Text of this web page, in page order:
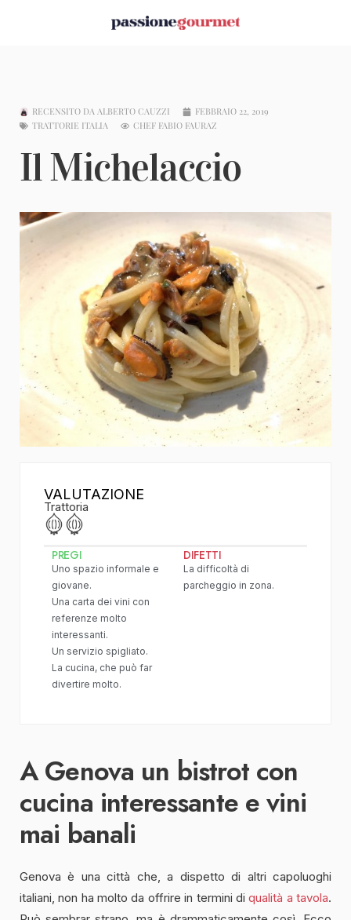
RECENSITO DA ALBERTO CAUZZI
FEBBRAIO 22, 2019
TRATTORIE ITALIA
CHEF FABIO FAURAZ
Il Michelaccio
VALUTAZIONE
Trattoria
PREGI
Uno spazio informale e
giovane.
Una carta dei vini con
referenze molto
interessanti.
Un servizio spigliato.
La cucina, che può far
divertire molto.
DIFETTI
La difficoltà di
parcheggio in zona.
A Genova un bistrot con
cucina interessante e vini
mai banali
Genova è una città che, a dispetto di altri capoluoghi
italiani, non ha molto da offrire in termini diqualità a tavola.